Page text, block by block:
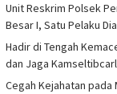
Unit Reskrim Polsek
Besar I, Satu Pelaku
Hadir di Tengah
dan Jaga
Cegah Kejahatan pada